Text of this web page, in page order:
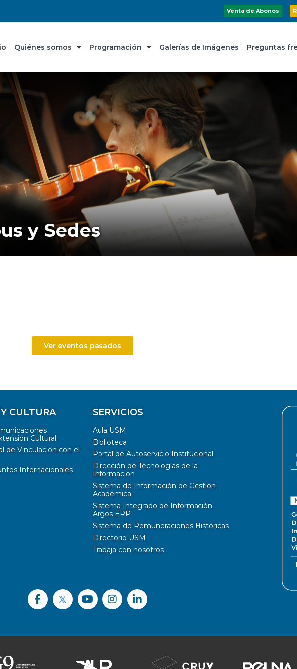
Venta de Abonos
Quiénes somos Programación Galerías de Imágenes Preguntas
y Sedes
Ver eventos pasados
CULTURA
Cultural
de Vinculación con el
Internacionales
SERVICIOS
Aula USM
Biblioteca
Portal de Autoservicio Institucional
Dirección de Tecnologías de la
Información
Sistema de Información de Gestión
Académica
Sistema Integrado de Información
Argos ERP
Sistema de Remuneraciones Históricas
Directorio USM
Trabaja con nosotros